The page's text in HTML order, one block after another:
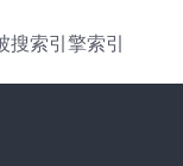
索引擎索引